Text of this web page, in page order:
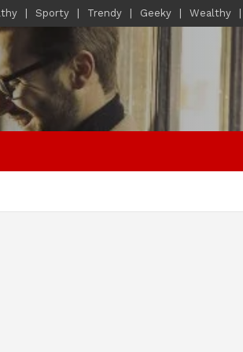
Sporty Trendy Geeky Wealthy